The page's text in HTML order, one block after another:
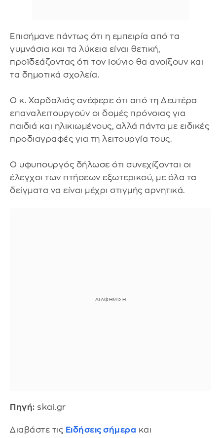
Επισήμανε πάντως ότι η εμπειρία από τα
γυμνάσια και τα λύκεια είναι θετική,
προϊδεάζοντας ότι τον Ιούνιο θα ανοίξουν και
τα δημοτικά σχολεία.
Ο κ. Χαρδαλιάς ανέφερε ότι από τη Δευτέρα
επαναλειτουργούν οι δομές πρόνοιας για
παιδιά και ηλικιωμένους, αλλά πάντα με ειδικές
προδιαγραφές για τη λειτουργία τους.
Ο υφυπουργός δήλωσε ότι συνεχίζονται οι
έλεγχοι των πτήσεων εξωτερικού, με όλα τα
δείγματα να είναι μέχρι στιγμής αρνητικά.
Πηγή: skai.gr
Διαβάστε τις Ειδήσεις σήμερα και